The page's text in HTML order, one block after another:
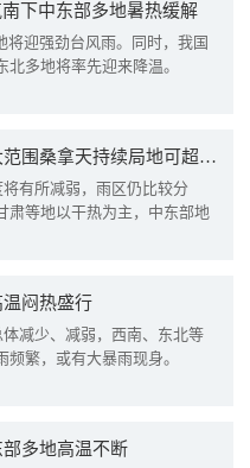
下中东部多地暑热缓解
将迎强劲台风雨。同时，我国
多地将率先迎来降温。
我国降雨强度进一步减弱 中东部大范围桑拿天持续局地可超38℃
有所减弱，雨区仍比较分
肃等地以干热为主，中东部地
闷热盛行
减少、减弱，西南、东北等
繁，或有大暴雨现身。
多地高温不断